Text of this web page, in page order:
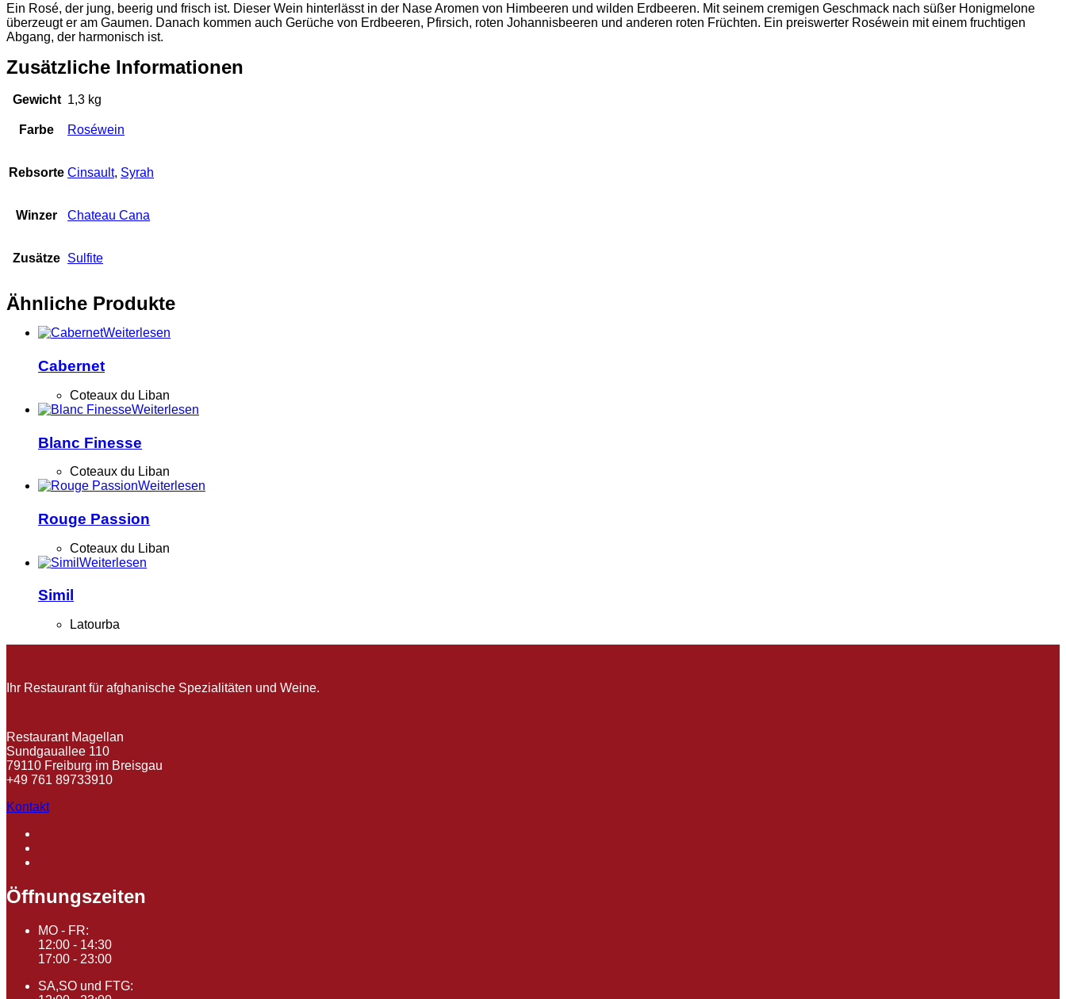
Ein Rosé, der jung, beerig und frisch ist. Dieser Wein hinterlässt in der Nase Aromen von Himbeeren und wilden Erdbeeren. Mit seinem cremigen Geschmack nach süßer Honigmelone
überzeugt er am Gaumen. Danach kommen auch Gerüche von Erdbeeren, Pfirsich, roten Johannisbeeren und anderen roten Früchten. Ein preiswerter Roséwein mit einem fruchtigen
Abgang, der harmonisch ist.
Zusätzliche Informationen
Gewicht 1,3 kg
Farbe Roséwein
Rebsorte Cinsault, Syrah
Winzer Chateau Cana
Zusätze Sulfite
Ähnliche Produkte
Weiterlesen
Cabernet
Coteaux du Liban
Weiterlesen
Blanc Finesse
Coteaux du Liban
Weiterlesen
Rouge Passion
Coteaux du Liban
Weiterlesen
Simil
Latourba
Ihr Restaurant für afghanische Spezialitäten und Weine.
Restaurant Magellan
Sundgauallee 110
79110 Freiburg im Breisgau
+49 761 89733910
Kontakt
Öffnungszeiten
MO - FR:
12:00 - 14:30
17:00 - 23:00
SA,SO und FTG: